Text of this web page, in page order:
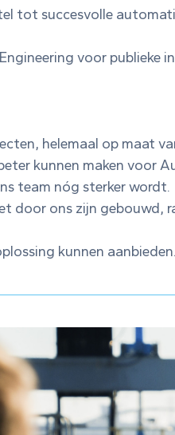
tot succesvolle
voor publieke
helemaal op maat
kunnen maken voor
team nóg sterker wordt.
door ons zijn gebouwd,
kunnen aanbieden.